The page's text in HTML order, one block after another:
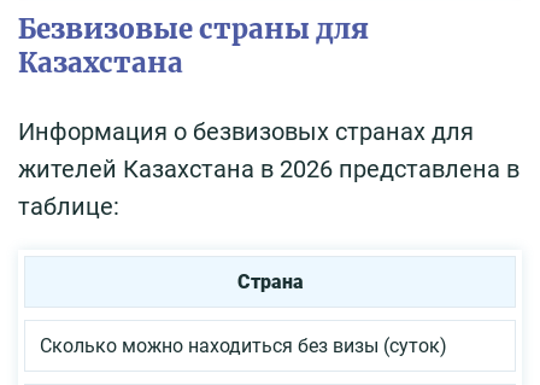
Безвизовые страны для
Казахстана
Информация о безвизовых странах для
жителей Казахстана в 2026 представлена в
таблице:
Страна
Сколько можно находиться без визы (суток)